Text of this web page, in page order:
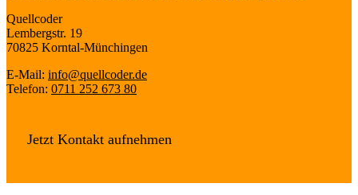
Quellcoder
Lembergstr. 19
70825 Korntal-Münchingen
E-Mail: info@quellcoder.de
Telefon: 0711 252 673 80
Jetzt Kontakt aufnehmen